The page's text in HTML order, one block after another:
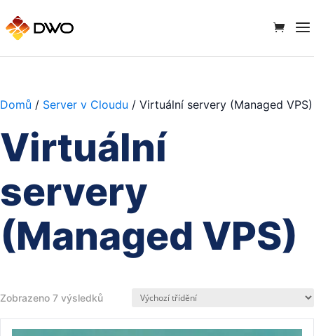
Domů / Server v Cloudu / Virtuální servery (Managed VPS)
Virtuální
servery
(Managed VPS)
Zobrazeno 7 výsledků